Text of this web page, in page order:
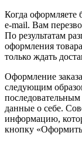
Когда
e-mail. Вам
По результатам
оформления
только ждать
Оформление
следующим
данные о себе.
информацию,
кнопку «Оформить